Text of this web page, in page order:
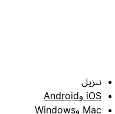
تنزيل
iOS وAndroid
Mac وWindows